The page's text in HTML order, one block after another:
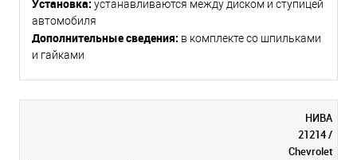
Установка: устанавливаются между диском и ступицей
автомобиля
Дополнительные сведения: в комплекте со шпильками
и гайками
НИВА
21214 /
Chevrolet